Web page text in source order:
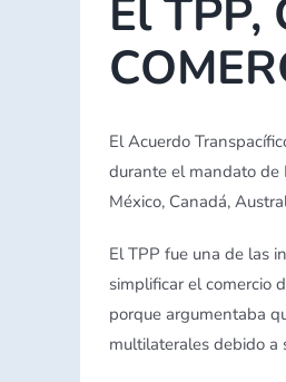
El TPP,
El Acuerdo
durante el mandato de
México, Canadá,
El TPP fue una de las
simplificar el comercio
porque argumentaba
multilaterales debido a